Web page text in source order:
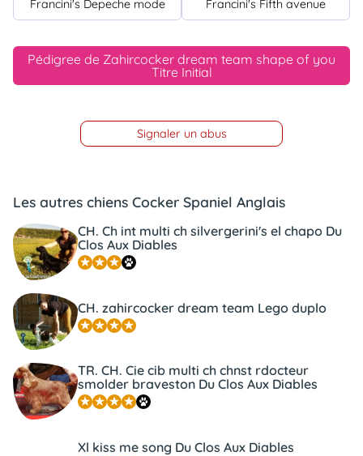
Francini's Depeche mode Francini's Fifth avenue
Pédigree de Zahircocker dream team shape of you
Titre Initial
Signaler un abus
Les autres chiens Cocker Spaniel Anglais
CH. Ch int multi ch silvergerini's el chapo Du
Clos Aux Diables
CH. zahircocker dream team Lego duplo
TR. CH. Cie cib multi ch chnst rdocteur
smolder braveston Du Clos Aux Diables
Xl kiss me song Du Clos Aux Diables